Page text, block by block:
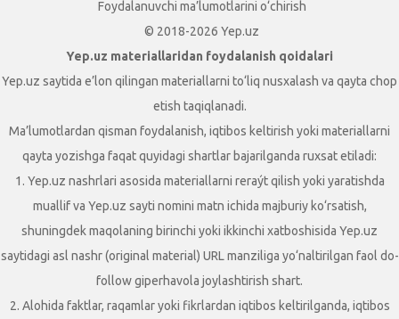
Foydalanuvchi ma’lumotlarini o‘chirish
© 2018-2026 Yep.uz
Yep.uz materiallaridan foydalanish qoidalari
Yep.uz saytida e’lon qilingan materiallarni to‘liq nusxalash va qayta chop
etish taqiqlanadi.
Ma’lumotlardan qisman foydalanish, iqtibos keltirish yoki materiallarni
qayta yozishga faqat quyidagi shartlar bajarilganda ruxsat etiladi:
1. Yep.uz nashrlari asosida materiallarni reraýt qilish yoki yaratishda
muallif va Yep.uz sayti nomini matn ichida majburiy ko‘rsatish,
shuningdek maqolaning birinchi yoki ikkinchi xatboshisida Yep.uz
saytidagi asl nashr (original material) URL manziliga yo‘naltirilgan faol do-
follow giperhavola joylashtirish shart.
2. Alohida faktlar, raqamlar yoki fikrlardan iqtibos keltirilganda, iqtibos